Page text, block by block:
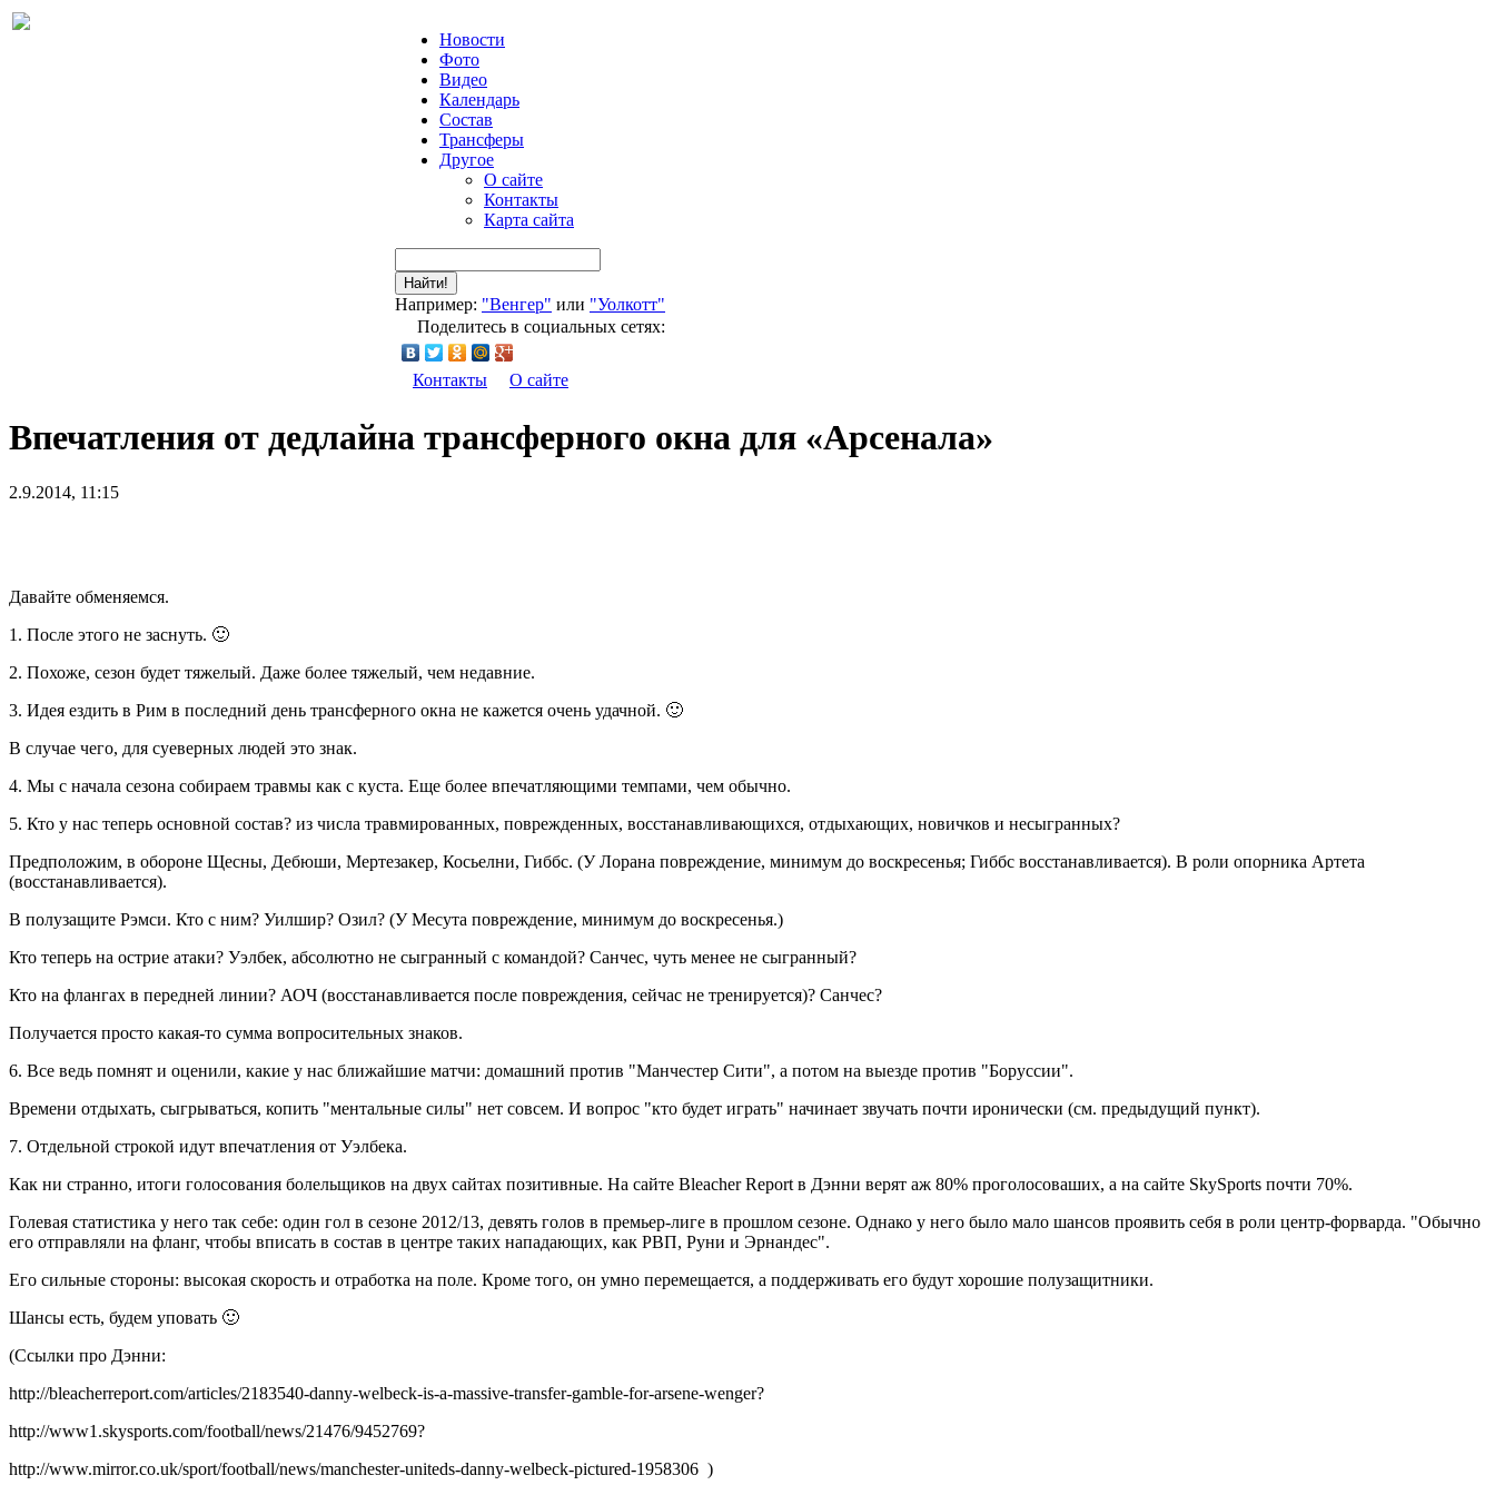
Новости
Фото
Видео
Календарь
Состав
Трансферы
Другое
О сайте
Контакты
Карта сайта
Найти!
Например: "Венгер" или "Уолкотт"
Поделитесь в социальных сетях:
Контакты О сайте
Впечатления от дедлайна трансферного окна для «Арсенала»
2.9.2014, 11:15
Давайте обменяемся.
1. После этого не заснуть. 🙂
2. Похоже, сезон будет тяжелый. Даже более тяжелый, чем недавние.
3. Идея ездить в Рим в последний день трансферного окна не кажется очень удачной. 🙂
В случае чего, для суеверных людей это знак.
4. Мы с начала сезона собираем травмы как с куста. Еще более впечатляющими темпами, чем обычно.
5. Кто у нас теперь основной состав? из числа травмированных, поврежденных, восстанавливающихся, отдыхающих, новичков и несыгранных?
Предположим, в обороне Щесны, Дебюши, Мертезакер, Косьелни, Гиббс. (У Лорана повреждение, минимум до воскресенья; Гиббс восстанавливается). В роли опорника Артета
(восстанавливается).
В полузащите Рэмси. Кто с ним? Уилшир? Озил? (У Месута повреждение, минимум до воскресенья.)
Кто теперь на острие атаки? Уэлбек, абсолютно не сыгранный с командой? Санчес, чуть менее не сыгранный?
Кто на флангах в передней линии? АОЧ (восстанавливается после повреждения, сейчас не тренируется)? Санчес?
Получается просто какая-то сумма вопросительных знаков.
6. Все ведь помнят и оценили, какие у нас ближайшие матчи: домашний против "Манчестер Сити", а потом на выезде против "Боруссии".
Времени отдыхать, сыгрываться, копить "ментальные силы" нет совсем. И вопрос "кто будет играть" начинает звучать почти иронически (см. предыдущий пункт).
7. Отдельной строкой идут впечатления от Уэлбека.
Как ни странно, итоги голосования болельщиков на двух сайтах позитивные. На сайте Bleacher Report в Дэнни верят аж 80% проголосоваших, а на сайте SkySports почти 70%.
Голевая статистика у него так себе: один гол в сезоне 2012/13, девять голов в премьер-лиге в прошлом сезоне. Однако у него было мало шансов проявить себя в роли центр-форварда. "Обычно
его отправляли на фланг, чтобы вписать в состав в центре таких нападающих, как РВП, Руни и Эрнандес".
Его сильные стороны: высокая скорость и отработка на поле. Кроме того, он умно перемещается, а поддерживать его будут хорошие полузащитники.
Шансы есть, будем уповать 🙂
(Ссылки про Дэнни:
http://bleacherreport.com/articles/2183540-danny-welbeck-is-a-massive-transfer-gamble-for-arsene-wenger?
http://www1.skysports.com/football/news/21476/9452769?
http://www.mirror.co.uk/sport/football/news/manchester-uniteds-danny-welbeck-pictured-1958306 )